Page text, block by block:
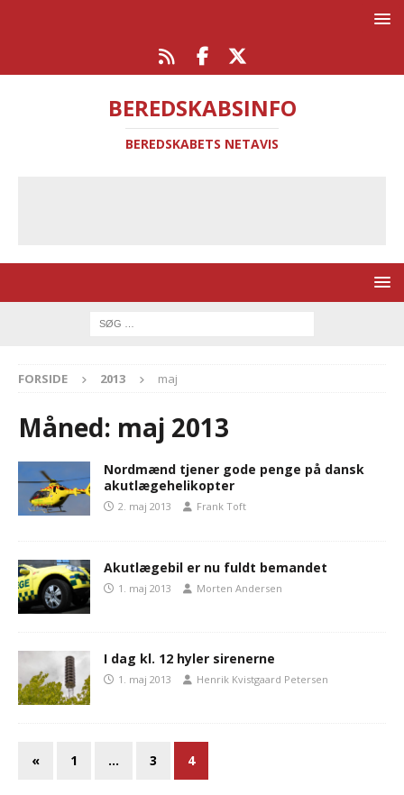
BEREDSKABSINFO
BEREDSKABETS NETAVIS
FORSIDE 2013 maj
Måned: maj 2013
Nordmænd tjener gode penge på dansk
akutlægehelikopter
2. maj 2013 Frank Toft
Akutlægebil er nu fuldt bemandet
1. maj 2013 Morten Andersen
I dag kl. 12 hyler sirenerne
1. maj 2013 Henrik Kvistgaard Petersen
« 1 … 3 4